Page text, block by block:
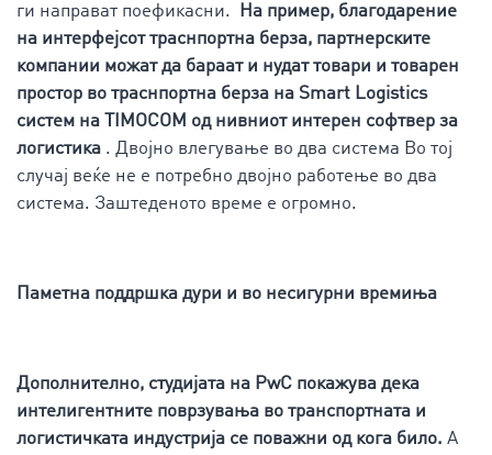
ги направат поефикасни.
На пример, благодарение
на интерфејсот траснпортна берза, партнерските
компании можат да бараат и нудат товари и товарен
простор во траснпортна берза на Smart Logistics
систем на TIMOCOM од нивниот интерен софтвер за
логистика . Двојно влегување во два система Во тој
случај веќе не е потребно двојно работење во два
система. Заштеденото време е огромно.
Паметна поддршка дури и во несигурни времиња
Дополнително, студијата на PwC покажува дека
интелигентните поврзувања во транспортната и
логистичката индустрија се поважни од кога било. А